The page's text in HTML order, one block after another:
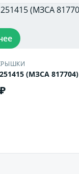
(МЗСА 817704)